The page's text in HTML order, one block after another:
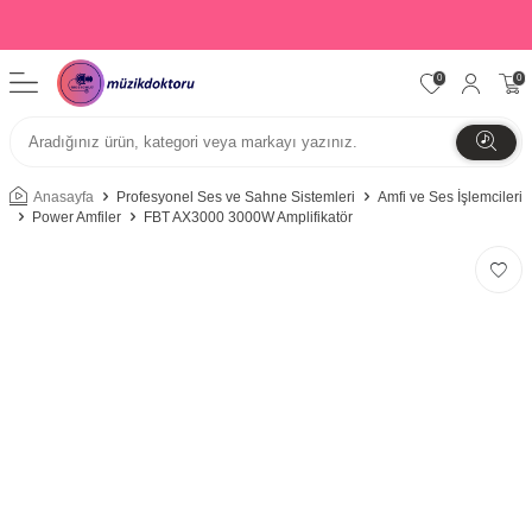
0 0
Anasayfa Profesyonel Ses ve Sahne Sistemleri
Amfi ve Ses İşlemcileri
Power Amfiler
FBT AX3000 3000W Amplifikatör